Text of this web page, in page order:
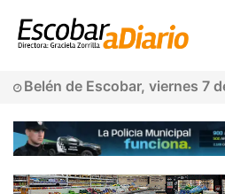
Belén de Escobar, viernes 7